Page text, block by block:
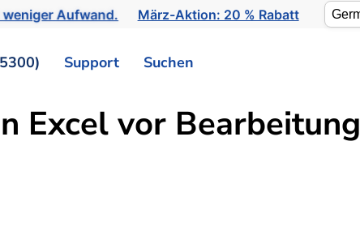
Aufwand. März-Aktion: 20 % Rabatt
Support Suchen
Excel vor Bearbeitung